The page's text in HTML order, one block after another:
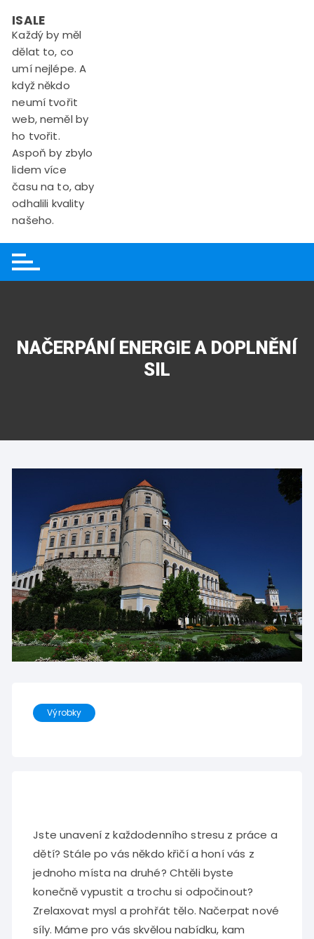
content
ISALE
Každý by měl
dělat to, co
umí nejlépe. A
když někdo
neumí tvořit
web, neměl by
ho tvořit.
Aspoň by zbylo
lidem více
času na to, aby
odhalili kvality
našeho.
NAČERPÁNÍ ENERGIE A DOPLNĚNÍ
SIL
Výrobky
Jste unavení z každodenního stresu z práce a
dětí? Stále po vás někdo křičí a honí vás z
jednoho místa na druhé? Chtěli byste
konečně vypustit a trochu si odpočinout?
Zrelaxovat mysl a prohřát tělo. Načerpat nové
síly. Máme pro vás skvělou nabídku, kam